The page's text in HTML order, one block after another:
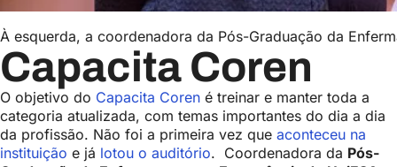
À esquerda, a coordenadora da Pós-Graduação da
Capacita Coren
O objetivo do Capacita Coren é treinar e manter toda a
categoria atualizada, com temas importantes do dia a dia
da profissão. Não foi a primeira vez que aconteceu na
instituição e já lotou o auditório. Coordenadora da Pós-